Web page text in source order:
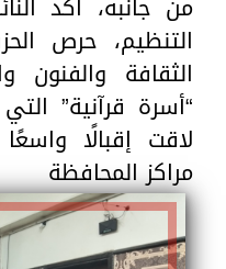
التنظيم، حرص
الثقافة والفنون
“أسرة قرآنية”
لاقت إقبالًا
مراكز المحافظة